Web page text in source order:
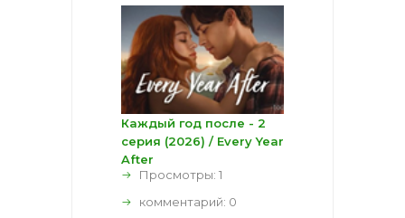
Каждый год после - 2
серия (2026) / Every Year
After
Просмотры: 1
комментарий: 0